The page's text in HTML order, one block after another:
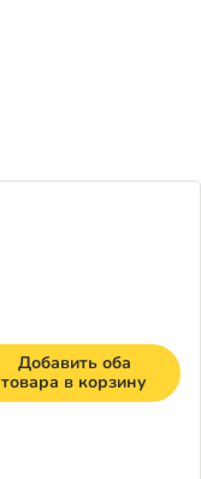
Добавить оба
товара в корзину